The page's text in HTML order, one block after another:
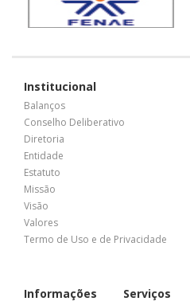
Institucional
Balanços
Conselho Deliberativo
Diretoria
Entidade
Estatuto
Missão
Visão
Valores
Termo de Uso e de Privacidade
Informações Serviços